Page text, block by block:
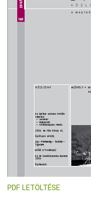
PDF LETÖLTÉSE